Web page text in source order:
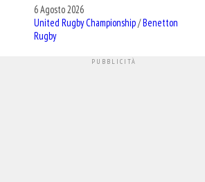
6 Agosto 2026
United Rugby Championship/Benetton
Rugby